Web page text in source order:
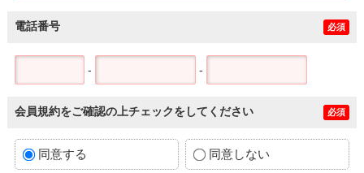
電話番号 必須
- -
会員規約をご確認の上チェックをしてください 必須
同意する 同意しない